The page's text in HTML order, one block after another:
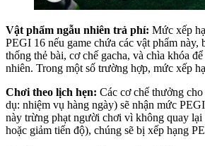
Vật phẩm ngẫu nhiên trả phí: Mức xếp
PEGI 16 nếu game chứa các vật phẩm này,
thống thẻ bài, cơ chế gacha, và chìa khóa
nhiên. Trong một số trường hợp, mức xếp
Chơi theo lịch hẹn: Các cơ chế thưởng
dụ: nhiệm vụ hàng ngày) sẽ nhận mức
này trừng phạt người chơi vì không quay
hoặc giảm tiến độ), chúng sẽ bị xếp hạng